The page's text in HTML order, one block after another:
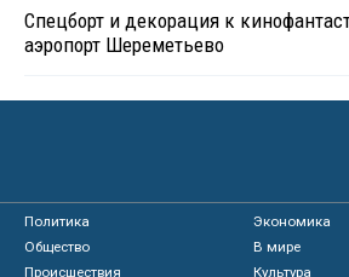
Спецборт и декорация к
аэропорт Шереметьево
Политика
Экономика
Общество
В мире
Происшествия
Культура